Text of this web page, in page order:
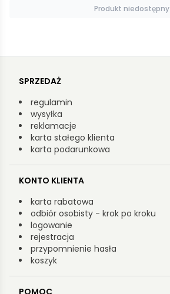
Produkt niedostępny
SPRZEDAŻ
regulamin
wysyłka
reklamacje
karta stałego klienta
karta podarunkowa
KONTO KLIENTA
karta rabatowa
odbiór osobisty - krok po kroku
logowanie
rejestracja
przypomnienie hasła
koszyk